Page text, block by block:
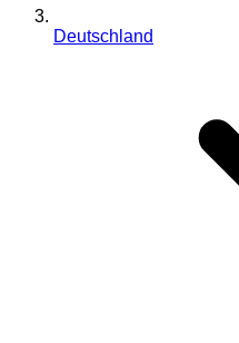
Deutschland